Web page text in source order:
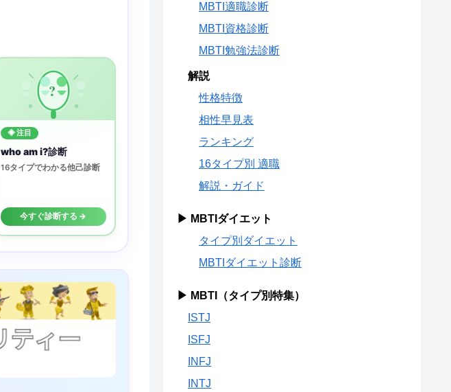
?
◈ 注目
who am i?診断
16タイプでわかる他己診断
今すぐ診断する →
MBTI適職診断
MBTI資格診断
MBTI勉強法診断
解説
性格特徴
相性早見表
ランキング
16タイプ別 適職
解説・ガイド
▶ MBTIダイエット
タイプ別ダイエット
MBTIダイエット診断
▶ MBTI（タイプ別特集）
ISTJ
ISFJ
INFJ
INTJ